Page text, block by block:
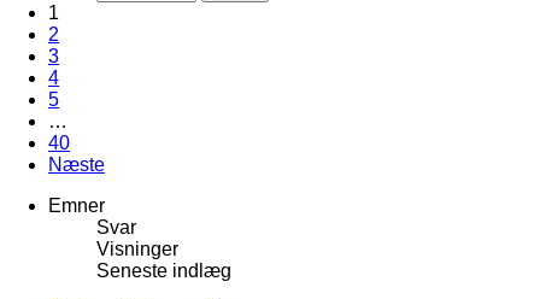
1
2
3
4
5
…
40
Næste
Emner
Svar
Visninger
Seneste indlæg